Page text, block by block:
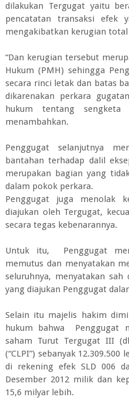
dilakukan Tergugat yaitu
pencatatan transaksi efek
mengakibatkan kerugian
“Dan kerugian tersebut
Hukum (PMH) sehingga
secara rinci letak dan batas
dikarenakan perkara
hukum tentang sengketa
menambahkan.
Penggugat selanjutnya
bantahan terhadap dalil
merupakan bagian yang
dalam pokok perkara.
Penggugat juga menolak
diajukan oleh Tergugat,
secara tegas kebenarannya.
Untuk itu, Penggugat
memutus dan menyatakan
seluruhnya, menyatakan
yang diajukan Penggugat
Selain itu majelis hakim
hukum bahwa Penggugat
saham Turut Tergugat III
(“CLPI”) sebanyak
di rekening efek SLD 006
Desember 2012 milik dan
15,6 milyar lebih.